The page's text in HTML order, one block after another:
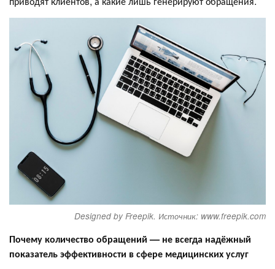
Designed by Freepik. Источник: www.freepik.com
Почему количество обращений — не всегда надёжный
показатель эффективности в сфере медицинских услуг